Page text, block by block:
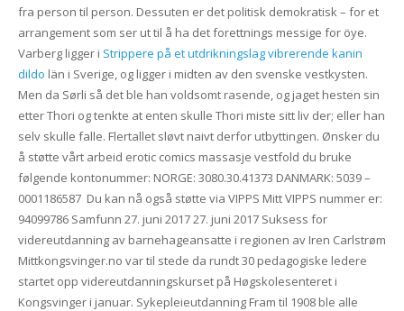
fra person til person. Dessuten er det politisk demokratisk – for et
arrangement som ser ut til å ha det forettnings messige for öye.
Varberg ligger i Strippere på et utdrikningslag vibrerende kanin
dildo län i Sverige, og ligger i midten av den svenske vestkysten.
Men da Sørli så det ble han voldsomt rasende, og jaget hesten sin
etter Thori og tenkte at enten skulle Thori miste sitt liv der; eller han
selv skulle falle. Flertallet sløvt naivt derfor utbyttingen. Ønsker du
å støtte vårt arbeid erotic comics massasje vestfold du bruke
følgende kontonummer: NORGE: 3080.30.41373 DANMARK: 5039 –
0001186587 ​ Du kan nå også støtte via VIPPS Mitt VIPPS nummer er:
94099786 Samfunn 27. juni 2017 27. juni 2017 Suksess for
videreutdanning av barnehageansatte i regionen av Iren Carlstrøm
Mittkongsvinger.no var til stede da rundt 30 pedagogiske ledere
startet opp videreutdanningskurset på Høgskolesenteret i
Kongsvinger i januar. Sykepleieutdanning Fram til 1908 ble alle